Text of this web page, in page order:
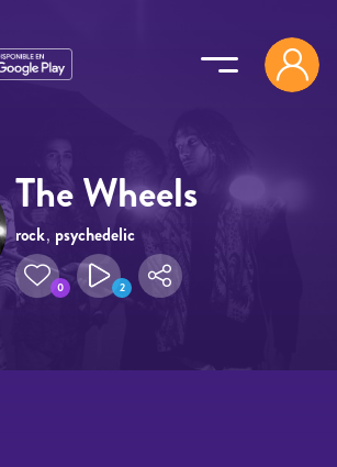
The Wheels
rock, psychedelic
0 2